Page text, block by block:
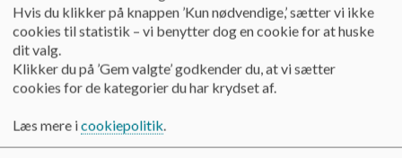
Der udarbejdes proces for, hvordan vi styrker fællesskaberne i
Der udarbejdes pejlemærker for god praksis på Hadsten Skole,
Trivselsmålingerne følges og drøftes i teams, herunder måling fra
Hvis du klikker på knappen ’Kun nødvendige,’ sætter vi ikke
cookies til statistik – vi benytter dog en cookie for at huske
dit valg.
Klikker du på ’Gem valgte’ godkender du, at vi sætter
cookies for de kategorier du har krydset af.
Læs mere icookiepolitik.